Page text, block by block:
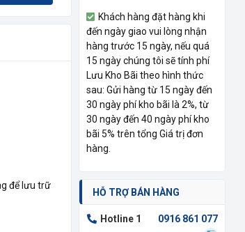
để lưu trữ
Khách hàng đặt hàng khi
đến ngày giao vui lòng nhận
hàng trước 15 ngày, nếu quá
15 ngày chúng tôi sẽ tính phí
Lưu Kho Bãi theo hình thức
sau: Gửi hàng từ 15 ngày đến
30 ngày phí kho bãi là 2%, từ
30 ngày đến 40 ngày phí kho
bãi 5% trên tổng Giá trị đơn
hàng.
HỖ TRỢ BÁN HÀNG
Hotline 1 0916 861 077